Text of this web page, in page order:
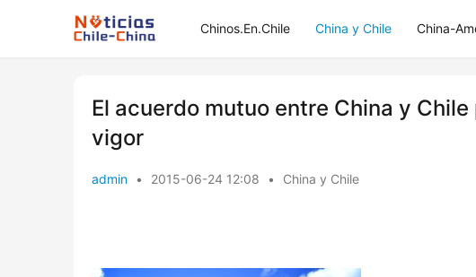
Chinos.En.Chile China y Chile China-
El acuerdo mutuo entre China y
vigor
admin • 2015-06-24 12:08 • China y Chile